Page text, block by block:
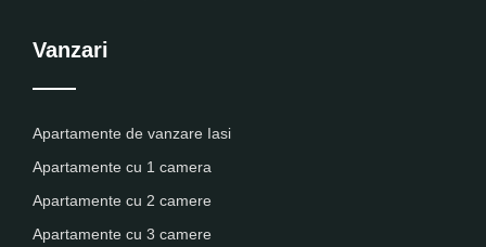
Vanzari
Apartamente de vanzare Iasi
Apartamente cu 1 camera
Apartamente cu 2 camere
Apartamente cu 3 camere